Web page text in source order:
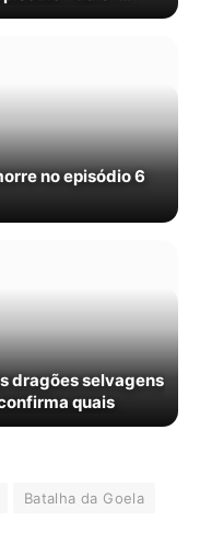
no episódio 6
dragões selvagens
quais
Batalha da Goela